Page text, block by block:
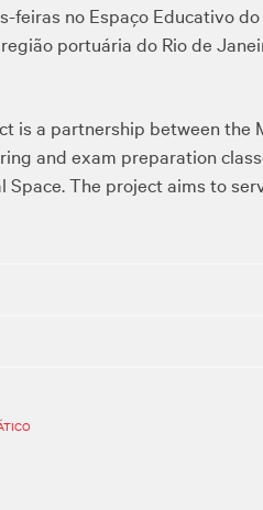
no Espaço Educativo
portuária do Rio de
is a partnership between the
and exam preparation
Space. The project aims to